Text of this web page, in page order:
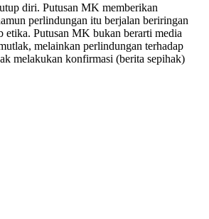
diri. Putusan MK memberikan
perlindungan itu berjalan beriringan
etika. Putusan MK bukan berarti media
melainkan perlindungan terhadap
melakukan konfirmasi (berita sepihak)